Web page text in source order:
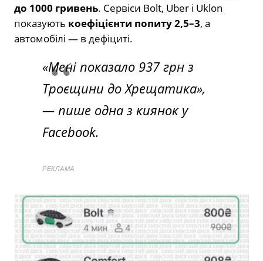
до 1000 гривень. Сервіси Bolt, Uber і Uklon
показують коефіцієнти попиту 2,5–3, а
автомобілі — в дефіциті.
«Мені показало 937 грн з
Троєщини до Хрещатика»,
— пише одна з киянок у
Facebook.
РЕКЛАМА